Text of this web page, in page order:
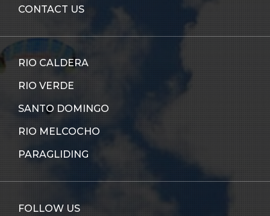
CONTACT US
RIO CALDERA
RIO VERDE
SANTO DOMINGO
RIO MELCOCHO
PARAGLIDING
FOLLOW US